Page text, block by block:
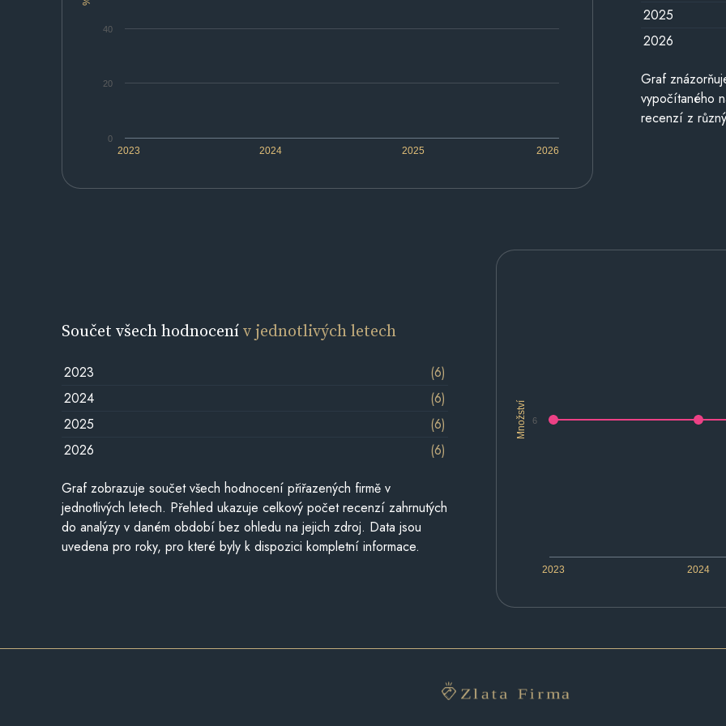
2023 2024 2025 2026
0
20
40
2025
2026
Graf
vypočítaného
recenzí z
Množství
2023 2024
6
Součet všech hodnocenív jednotlivých letech
2023
(6)
2024
(6)
2025
(6)
2026
(6)
Graf zobrazuje součet všech hodnocení přiřazených firmě v
jednotlivých letech. Přehled ukazuje celkový počet recenzí zahrnutých
do analýzy v daném období bez ohledu na jejich zdroj. Data jsou
uvedena pro roky, pro které byly k dispozici kompletní informace.